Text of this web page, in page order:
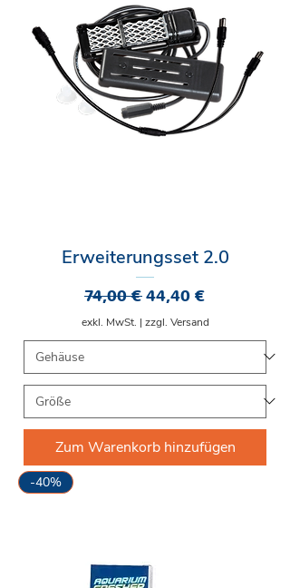
Erweiterungsset 2.0
Standardpreis
74,00 €Sale-Preis
44,40 €
exkl. MwSt. | zzgl. Versand
Zum Warenkorb hinzufügen
-40%